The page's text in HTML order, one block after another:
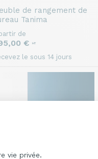
vie privée.
de rangement de
Tanima
de
€ HT
le sous 14 jours